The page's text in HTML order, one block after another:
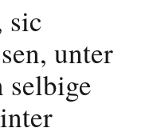
sic
unter
selbige